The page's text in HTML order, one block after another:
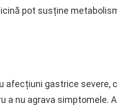
pot susține
gastrice severe,
nu agrava simptomele.